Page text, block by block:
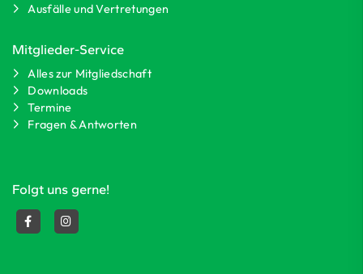
Ausfälle und Vertretungen
Mitglieder-Service
Alles zur Mitgliedschaft
Downloads
Termine
Fragen & Antworten
Folgt uns gerne!